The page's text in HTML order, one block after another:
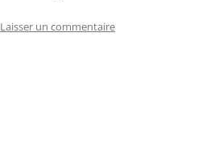
Laisser un commentaire